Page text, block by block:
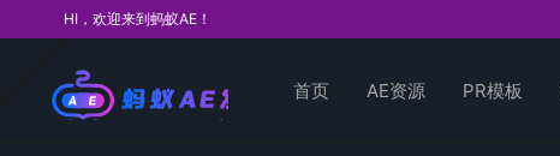
HI，欢迎来到蚂蚁AE！
首页 AE资源 PR模板